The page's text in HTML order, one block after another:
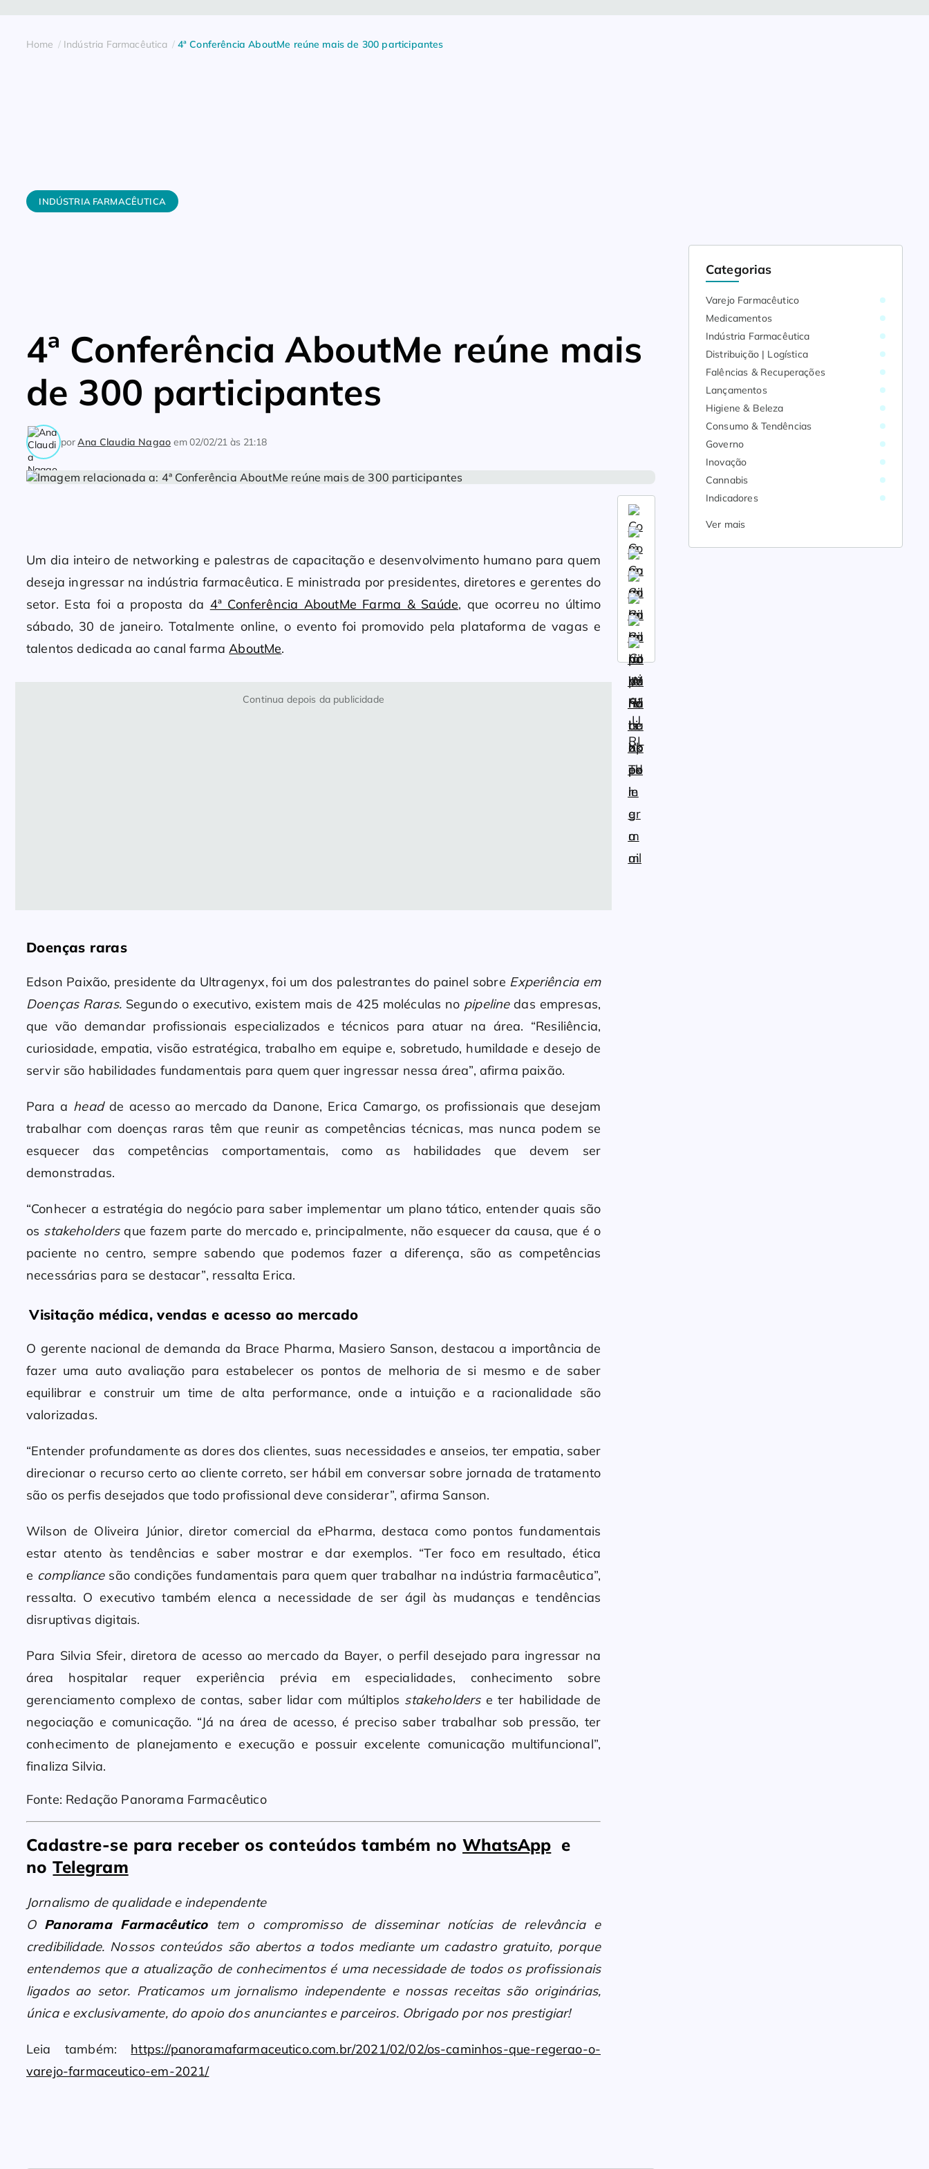
Home Indústria Farmacêutica 4ª Conferência AboutMe reúne mais de 300 participantes
INDÚSTRIA FARMACÊUTICA
4ª Conferência AboutMe reúne mais
de 300 participantes
porAna Claudia Nagao em02/02/21 às 21:18
Um dia inteiro de networking e palestras de capacitação e desenvolvimento humano para quem
deseja ingressar na indústria farmacêutica. E ministrada por presidentes, diretores e gerentes do
setor. Esta foi a proposta da 4ª Conferência AboutMe Farma & Saúde, que ocorreu no último
sábado, 30 de janeiro. Totalmente online, o evento foi promovido pela plataforma de vagas e
talentos dedicada ao canal farmaAboutMe.
Continua depois da publicidade
Doenças raras
Edson Paixão, presidente da Ultragenyx, foi um dos palestrantes do painel sobre Experiência em
Doenças Raras. Segundo o executivo, existem mais de 425 moléculas no pipelinedas empresas,
que vão demandar profissionais especializados e técnicos para atuar na área. “Resiliência,
curiosidade, empatia, visão estratégica, trabalho em equipe e, sobretudo, humildade e desejo de
servir são habilidades fundamentais para quem quer ingressar nessa área”, afirma paixão.
Para a headde acesso ao mercado da Danone, Erica Camargo, os profissionais que desejam
trabalhar com doenças raras têm que reunir as competências técnicas, mas nunca podem se
esquecer das competências comportamentais, como as habilidades que devem ser
demonstradas.
“Conhecer a estratégia do negócio para saber implementar um plano tático, entender quais são
os stakeholdersque fazem parte do mercado e, principalmente, não esquecer da causa, que é o
paciente no centro, sempre sabendo que podemos fazer a diferença, são as competências
necessárias para se destacar”, ressalta Erica.
Visitação médica, vendas e acesso ao mercado
O gerente nacional de demanda da Brace Pharma, Masiero Sanson, destacou a importância de
fazer uma auto avaliação para estabelecer os pontos de melhoria de si mesmo e de saber
equilibrar e construir um time de alta performance, onde a intuição e a racionalidade são
valorizadas.
“Entender profundamente as dores dos clientes, suas necessidades e anseios, ter empatia, saber
direcionar o recurso certo ao cliente correto, ser hábil em conversar sobre jornada de tratamento
são os perfis desejados que todo profissional deve considerar”, afirma Sanson.
Wilson de Oliveira Júnior, diretor comercial da ePharma, destaca como pontos fundamentais
estar atento às tendências e saber mostrar e dar exemplos. “Ter foco em resultado, ética
e compliancesão condições fundamentais para quem quer trabalhar na indústria farmacêutica”,
ressalta. O executivo também elenca a necessidade de ser ágil às mudanças e tendências
disruptivas digitais.
Para Silvia Sfeir, diretora de acesso ao mercado da Bayer, o perfil desejado para ingressar na
área hospitalar requer experiência prévia em especialidades, conhecimento sobre
gerenciamento complexo de contas, saber lidar com múltiplos stakeholderse ter habilidade de
negociação e comunicação. “Já na área de acesso, é preciso saber trabalhar sob pressão, ter
conhecimento de planejamento e execução e possuir excelente comunicação multifuncional”,
finaliza Silvia.
Fonte: Redação Panorama Farmacêutico
Cadastre-se para receber os conteúdos também noWhatsApp e
noTelegram
Jornalismo de qualidade e independente
O Panorama Farmacêuticotem o compromisso de disseminar notícias de relevância e
credibilidade. Nossos conteúdos são abertos a todos mediante um cadastro gratuito, porque
entendemos que a atualização de conhecimentos é uma necessidade de todos os profissionais
ligados ao setor. Praticamos um jornalismo independente e nossas receitas são originárias,
única e exclusivamente, do apoio dos anunciantes e parceiros. Obrigado por nos prestigiar!
Leia também: https://panoramafarmaceutico.com.br/2021/02/02/os-caminhos-que-regerao-o-
varejo-farmaceutico-em-2021/
Categorias
Varejo Farmacêutico
Medicamentos
Indústria Farmacêutica
Distribuição | Logística
Falências & Recuperações
Lançamentos
Higiene & Beleza
Consumo & Tendências
Governo
Inovação
Cannabis
Indicadores
Ver mais